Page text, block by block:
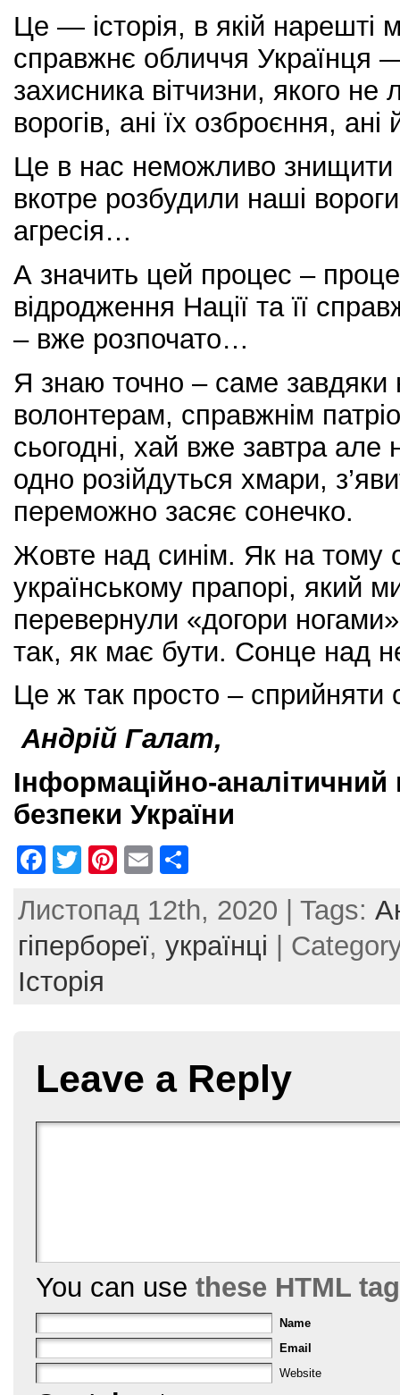
Це — історія, в якій нарешті
справжнє обличчя Українця
захисника вітчизни, якого не
ворогів, ані їх озброєння,
Це в нас неможливо
вкотре розбудили наші
агресія…
А значить цей процес –
відродження Нації та її
– вже розпочато…
Я знаю точно – саме завдяки
волонтерам, справжнім
сьогодні, хай вже завтра
одно розійдуться хмари,
переможно засяє сонечко.
Жовте над синім. Як на тому
українському прапорі, який
перевернули «догори
так, як має бути. Сонце над
Це ж так просто – сприйняти
Андрій Галат,
Інформаційно-аналітичний
безпеки України
F
c
e
b
T
itt
er
Pi
er
e
E
ai
l
ar
e
Листопад 12th, 2020 | Tags:
гіпербореї, українці |
Історія
Leave a Reply
You can use these HTML
Name
Email
Website